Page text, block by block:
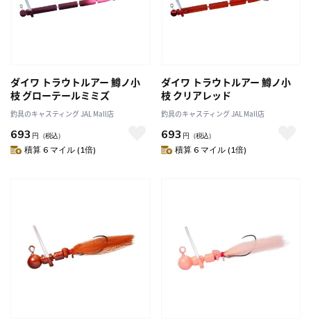
ダイワ トラウトルアー 鱒ノ小
枝 グローテールミミズ
釣具のキャスティング JAL Mall店
693 円 （税込）
積算 6 マイル (1倍)
ダイワ トラウトルアー 鱒ノ小
枝 クリアレッド
釣具のキャスティング JAL Mall店
693 円 （税込）
積算 6 マイル (1倍)